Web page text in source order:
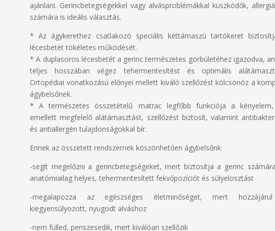
ajánlani. Gerincbetegségekkel vagy alvásproblémákkal küszködők,
számára is ideális választás.
* Az ágykerethez csatlakozó speciális kéttámaszú tartókeret
lécesbetét tökéletes működését.
* A duplasoros lécesbetét a gerinc természetes görbületéhez igazodva,
teljes hosszában végez tehermentesítést és optimális
Ortopédiai vonatkozású előnyei mellett kiváló szellőzést kölcsönöz a
ágybelsőnek.
* A természetes összetételű matrac legfőbb funkciója a
emellett megfelelő alátámasztást, szellőzést biztosít, valamint
és antiallergén tulajdonságokkal bír.
Ennek az összetett rendszernek köszönhetően ágybelsőnk:
-segít megelőzni a gerincbetegségeket, mert biztosítja a gerinc
anatómiailag helyes, tehermentesített fekvőpozíciót és súlyelosztást
-megalapozza az egészséges életminőséget, mert
kiegyensúlyozott, nyugodt alváshoz
-nem fülled, penszesedik, mert kiválóan szellőzik